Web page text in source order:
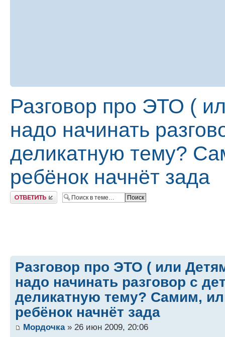
Разговор про ЭТО (
надо начинать
деликатную тему?
ребёнок начнёт зада
Ответить
Разговор про ЭТО ( или
надо начинать разговор с
деликатную тему? Самим,
ребёнок начнёт зада
Мордочка» 26 июн 2009, 20:06